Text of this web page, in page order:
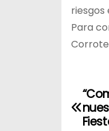
riesgos
Para
N
a